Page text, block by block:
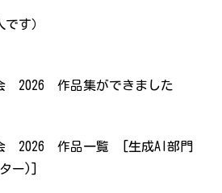
す）
2026 作品集ができました
2026 作品一覧 [生成AI部門
ー)]